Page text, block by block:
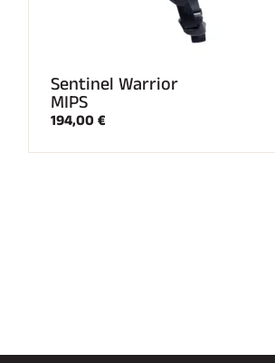
Sentinel Warrior
MIPS
194,00 €